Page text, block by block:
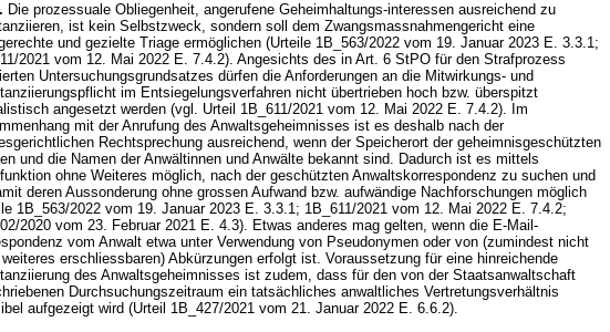
Die prozessuale Obliegenheit, angerufene Geheimhaltungs-interessen ausreichend zu
ist kein Selbstzweck, sondern soll dem Zwangsmassnahmengericht eine
und gezielte Triage ermöglichen (Urteile 1B_563/2022 vom 19. Januar 2023 E. 3.3.1;
2021 vom 12. Mai 2022 E. 7.4.2). Angesichts des in Art. 6 StPO für den Strafprozess
Untersuchungsgrundsatzes dürfen die Anforderungen an die Mitwirkungs- und
im Entsiegelungsverfahren nicht übertrieben hoch bzw. überspitzt
angesetzt werden (vgl. Urteil 1B_611/2021 vom 12. Mai 2022 E. 7.4.2). Im
mit der Anrufung des Anwaltsgeheimnisses ist es deshalb nach der
Rechtsprechung ausreichend, wenn der Speicherort der geheimnisgeschützten
und die Namen der Anwältinnen und Anwälte bekannt sind. Dadurch ist es mittels
ohne Weiteres möglich, nach der geschützten Anwaltskorrespondenz zu suchen und
deren Aussonderung ohne grossen Aufwand bzw. aufwändige Nachforschungen möglich
1B_563/2022 vom 19. Januar 2023 E. 3.3.1; 1B_611/2021 vom 12. Mai 2022 E. 7.4.2;
2020 vom 23. Februar 2021 E. 4.3). Etwas anderes mag gelten, wenn die E-Mail-
vom Anwalt etwa unter Verwendung von Pseudonymen oder von (zumindest nicht
erschliessbaren) Abkürzungen erfolgt ist. Voraussetzung für eine hinreichende
des Anwaltsgeheimnisses ist zudem, dass für den von der Staatsanwaltschaft
Durchsuchungszeitraum ein tatsächliches anwaltliches Vertretungsverhältnis
aufgezeigt wird (Urteil 1B_427/2021 vom 21. Januar 2022 E. 6.6.2).